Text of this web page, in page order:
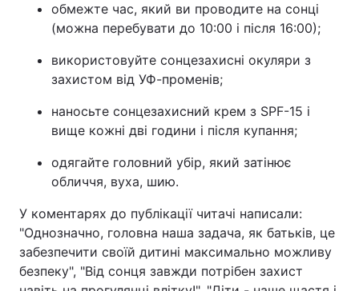
обмежте час, який ви проводите на сонці
(можна перебувати до 10:00 і після 16:00);
використовуйте сонцезахисні окуляри з
захистом від УФ-променів;
наносьте сонцезахисний крем з SPF-15 і
вище кожні дві години і після купання;
одягайте головний убір, який затінює
обличчя, вуха, шию.
У коментарях до публікації читачі написали:
"Однозначно, головна наша задача, як батьків, це
забезпечити своїй дитині максимально можливу
безпеку", "Від сонця завжди потрібен захист